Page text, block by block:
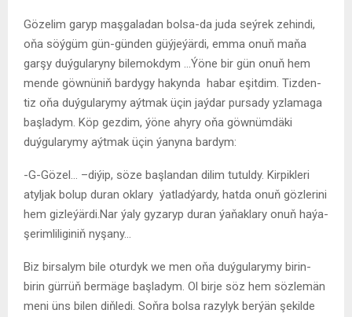
Gözelim garyp maşgaladan bolsa-da juda seýrek zehindi,
oňa söýgüm gün-günden güýjeýärdi, emma onuň maňa
garşy duýgularyny bilemokdym …Ýöne bir gün onuň hem
mende göwnüniň bardygy hakynda habar eşitdim. Tizden-
tiz oňa duýgularymy aýtmak üçin jaýdar pursady yzlamaga
başladym. Köp gezdim, ýöne ahyry oňa göwnümdäki
duýgularymy aýtmak üçin ýanyna bardym:
-G-Gözel… –diýip, söze başlandan dilim tutuldy. Kirpikleri
atyljak bolup duran oklary ýatladýardy, hatda onuň gözlerini
hem gizleýärdi.Nar ýaly gyzaryp duran ýaňaklary onuň haýa-
şerimliliginiň nyşany…
Biz birsalym bile oturdyk we men oňa duýgularymy birin-
birin gürrüň bermäge başladym. Ol birje söz hem sözlemän
meni üns bilen diňledi. Soňra bolsa razylyk berýän şekilde